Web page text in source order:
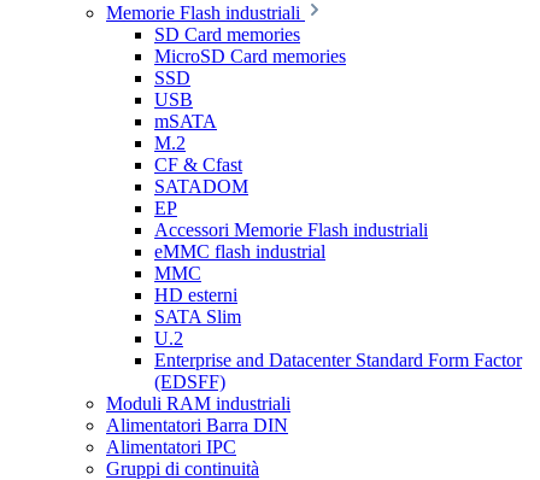
Memorie Flash industriali
SD Card memories
MicroSD Card memories
SSD
USB
mSATA
M.2
CF & Cfast
SATADOM
EP
Accessori Memorie Flash industriali
eMMC flash industrial
MMC
HD esterni
SATA Slim
U.2
Enterprise and Datacenter Standard Form Factor
(EDSFF)
Moduli RAM industriali
Alimentatori Barra DIN
Alimentatori IPC
Gruppi di continuità